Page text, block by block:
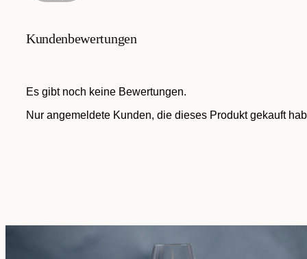
Kundenbewertungen
Es gibt noch keine Bewertungen.
Nur angemeldete Kunden, die dieses Produkt gekauft